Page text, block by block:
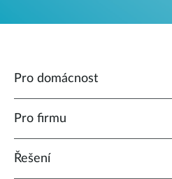
Pro domácnost
Pro firmu
Řešení